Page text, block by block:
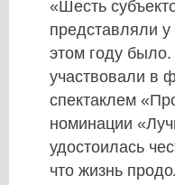
«Шесть
представляли
этом году
участвовали в
спектаклем
номинации
удостоилась
что жизнь